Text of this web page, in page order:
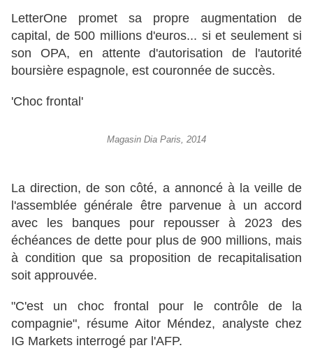
LetterOne promet sa propre augmentation de
capital, de 500 millions d'euros... si et seulement si
son OPA, en attente d'autorisation de l'autorité
boursière espagnole, est couronnée de succès.
'Choc frontal'
Magasin Dia Paris, 2014
La direction, de son côté, a annoncé à la veille de
l'assemblée générale être parvenue à un accord
avec les banques pour repousser à 2023 des
échéances de dette pour plus de 900 millions, mais
à condition que sa proposition de recapitalisation
soit approuvée.
"C'est un choc frontal pour le contrôle de la
compagnie", résume Aitor Méndez, analyste chez
IG Markets interrogé par l'AFP.